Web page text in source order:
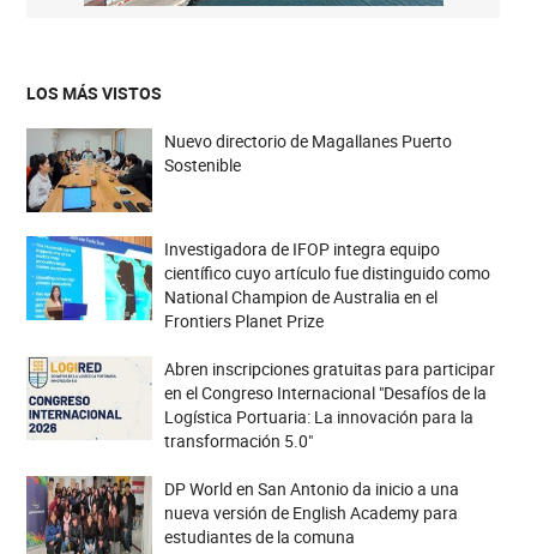
LOS MÁS VISTOS
Nuevo directorio de Magallanes Puerto
Sostenible
Investigadora de IFOP integra equipo
científico cuyo artículo fue distinguido como
National Champion de Australia en el
Frontiers Planet Prize
Abren inscripciones gratuitas para participar
en el Congreso Internacional "Desafíos de la
Logística Portuaria: La innovación para la
transformación 5.0"
DP World en San Antonio da inicio a una
nueva versión de English Academy para
estudiantes de la comuna